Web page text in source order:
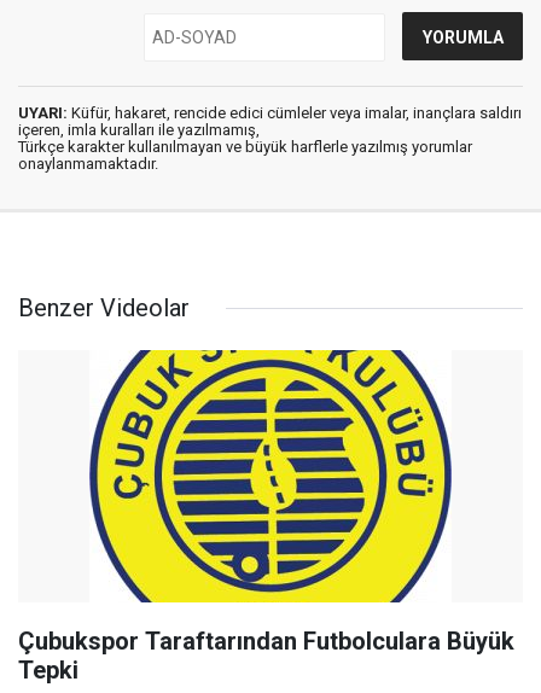
UYARI: Küfür, hakaret, rencide edici cümleler veya imalar, inançlara saldırı
içeren, imla kuralları ile yazılmamış,
Türkçe karakter kullanılmayan ve büyük harflerle yazılmış yorumlar
onaylanmamaktadır.
Benzer Videolar
Çubukspor Taraftarından Futbolculara Büyük
Tepki